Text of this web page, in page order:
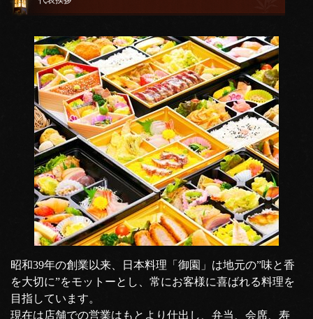
昭和39年の創業以来、日本料理「御園」は地元の”味と香
を大切に”をモットーとし、常にお客様に喜ばれる料理を
目指しています。
現在は店舗での営業はもとより仕出し、弁当、会席、寿